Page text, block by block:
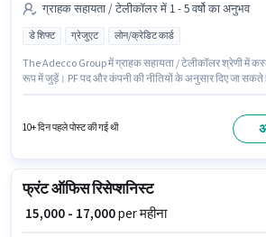
ग्राहक सहायता / टेलीकॉलर में 1 - 5 वर्षो का अनुभव
डे शिफ्ट ग्रेजुएट लोन/क्रेडिट कार्ड
The Adecco Group में ग्राहक सहायता / टेलीकॉलर श्रेणी में
रूप में जुड़ें। PF पद और कंपनी की नीतियों के अनुसार दिए जा सकते
डिग्री या सर्टिफिकेट होना चाहिए।
10+ दिन पहले पोस्ट की गई थी
फ्रंट ऑफिस रिसेप्शनिस्ट
₹ 15,000 - 17,000per महीना